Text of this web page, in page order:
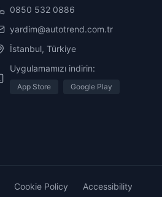
0850 532 0886
yardim@autotrend.com.tr
İstanbul, Türkiye
Uygulamamızı indirin:
App Store Google Play
Cookie Policy Accessibility